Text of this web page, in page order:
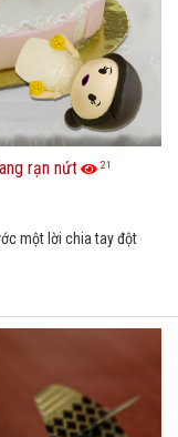
rạn nứt 21
một lời chia tay đột